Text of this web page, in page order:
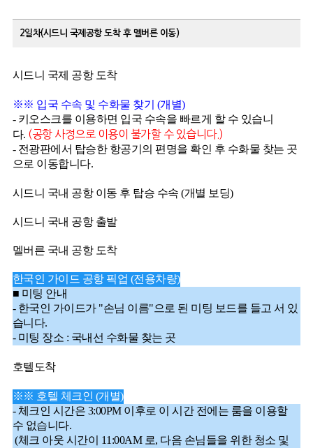
2일차(시드니 국제공항 도착 후 멜버른 이동)
시드니 국제 공항 도착
※※ 입국 수속 및 수화물 찾기 (개별)
- 키오스크를 이용하면 입국 수속을 빠르게 할 수 있습니
다. (공항 사정으로 이용이 불가할 수 있습니다.)
- 전광판에서 탑승한 항공기의 편명을 확인 후 수화물 찾는 곳
으로 이동합니다.
시드니 국내 공항 이동 후 탑승 수속 (개별 보딩)
시드니 국내 공항 출발
멜버른 국내 공항 도착
한국인 가이드 공항 픽업 (전용차량)
■ 미팅 안내
- 한국인 가이드가 "손님 이름"으로 된 미팅 보드를 들고 서 있
습니다.
- 미팅 장소 : 국내선 수화물 찾는 곳
호텔도착
※※ 호텔 체크인 (개별)
- 체크인 시간은 3:00PM 이후로 이 시간 전에는 룸을 이용할
수 없습니다.
(체크 아웃 시간이 11:00AM 로, 다음 손님들을 위한 청소 및